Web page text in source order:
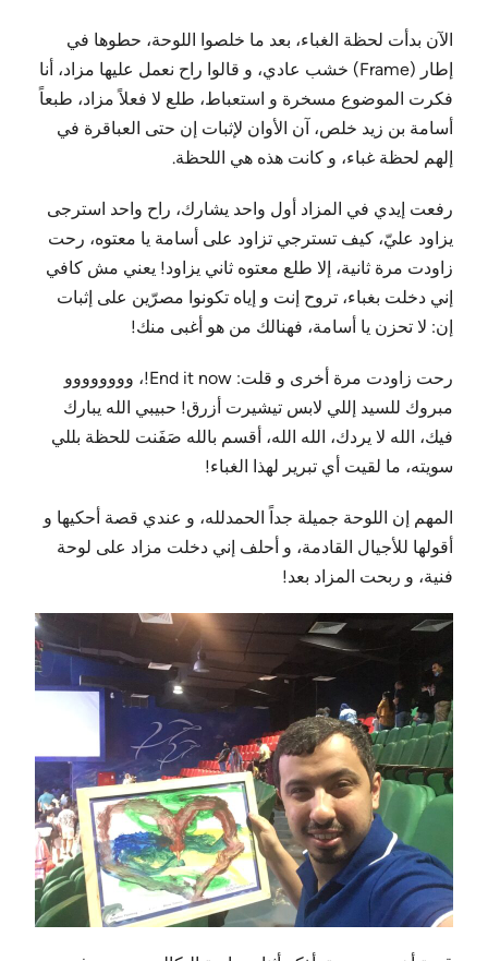
الآن بدأت لحظة الغباء، بعد ما خلصوا اللوحة، حطوها في
إطار (Frame) خشب عادي، و قالوا راح نعمل عليها مزاد، أنا
فكرت الموضوع مسخرة و استعباط، طلع لا فعلاً مزاد، طبعاً
أسامة بن زيد خلص، آن الأوان لإثبات إن حتى العباقرة في
إلهم لحظة غباء، و كانت هذه هي اللحظة.
رفعت إيدي في المزاد أول واحد يشارك، راح واحد استرجى
يزاود عليّ، كيف تسترجي تزاود على أسامة يا معتوه، رحت
زاودت مرة ثانية، إلا طلع معتوه ثاني يزاود! يعني مش كافي
إني دخلت بغباء، تروح إنت و إياه تكونوا مصرّين على إثبات
إن: لا تحزن يا أسامة، فهنالك من هو أغبى منك!
رحت زاودت مرة أخرى و قلت: End it now!، وووووووو
مبروك للسيد إللي لابس تيشيرت أزرق! حبيبي الله يبارك
فيك، الله لا يردك، الله الله، أقسم بالله صَفَنت للحظة بللي
سويته، ما لقيت أي تبرير لهذا الغباء!
المهم إن اللوحة جميلة جداً الحمدلله، و عندي قصة أحكيها و
أقولها للأجيال القادمة، و أحلف إني دخلت مزاد على لوحة
فنية، و ربحت المزاد بعد!